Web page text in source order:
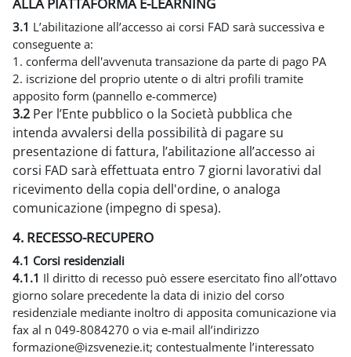
ALLA PIATTAFORMA E-LEARNING
3.1 L’abilitazione all’accesso ai corsi FAD sarà successiva e
conseguente a:
1. conferma dell'avvenuta transazione da parte di pago PA
2. iscrizione del proprio utente o di altri profili tramite
apposito form (pannello e-commerce)
3.2 Per l’Ente pubblico o la Società pubblica che
intenda avvalersi della possibilità di pagare su
presentazione di fattura, l’abilitazione all’accesso ai
corsi FAD sarà effettuata entro 7 giorni lavorativi dal
ricevimento della copia dell'ordine, o analoga
comunicazione (impegno di spesa).
4. RECESSO-RECUPERO
4.1 Corsi residenziali
4.1.1 Il diritto di recesso può essere esercitato fino all’ottavo
giorno solare precedente la data di inizio del corso
residenziale mediante inoltro di apposita comunicazione via
fax al n 049-8084270 o via e-mail all’indirizzo
formazione@izsvenezie.it; contestualmente l’interessato